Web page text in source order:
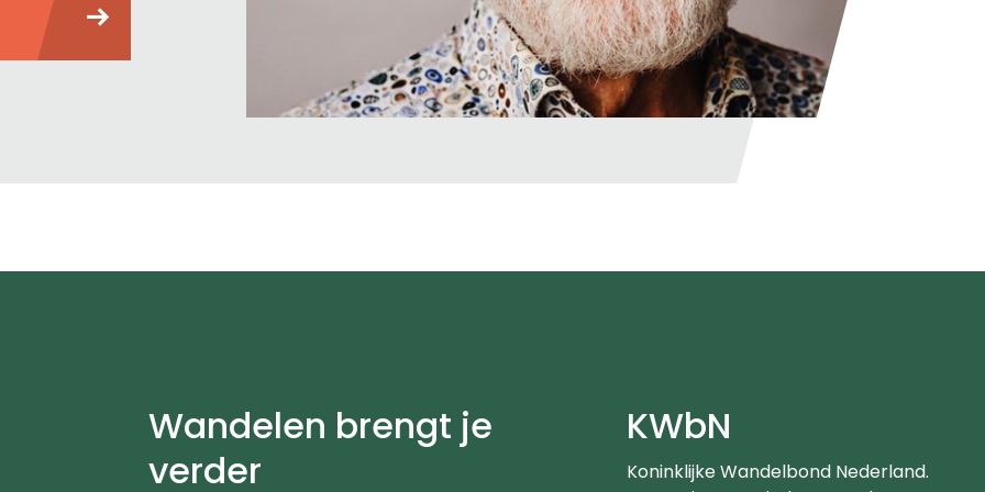
Wandelen brengt je
verder
KWbN
Koninklijke Wandelbond Nederland.